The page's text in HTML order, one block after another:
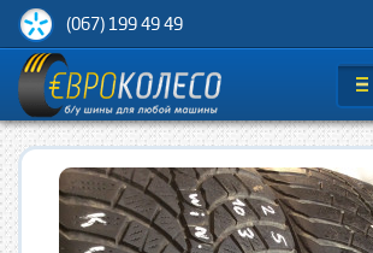
(067) 199 49 49